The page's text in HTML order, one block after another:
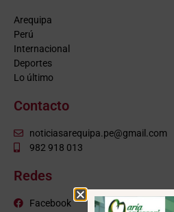
Arequipa
Perú
Internacional
Deportes
Lo último
Contacto
noticiasarequipa.pe@gmail.com
982 918 013
Redes
Facebook